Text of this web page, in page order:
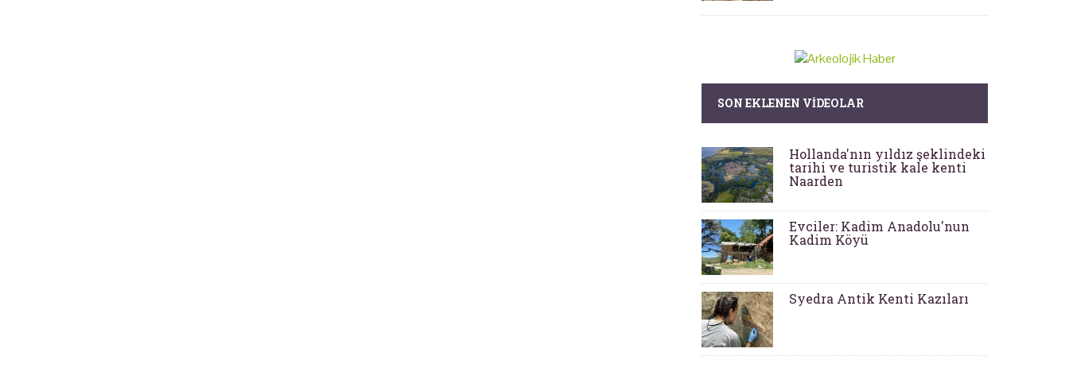
SON EKLENEN VIDEOLAR
Hollanda'nın yıldız şeklindeki
tarihi ve turistik kale kenti
Naarden
Evciler: Kadim Anadolu'nun
Kadim Köyü
Syedra Antik Kenti Kazıları